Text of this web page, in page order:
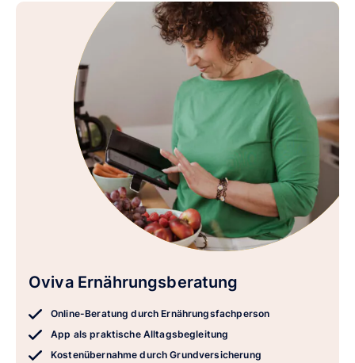
Oviva Ernährungsberatung
Online-Beratung durch Ernährungsfachperson
App als praktische Alltagsbegleitung
Kostenübernahme durch Grundversicherung